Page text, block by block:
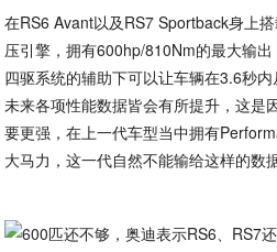
在RS6 Avant以及RS7 Sportback身上
压引擎，拥有600hp/810Nm的最大输
四驱系统的辅助下可以让车辆在3.6秒
未来各项性能数据皆会有所提升，这是
要更强，在上一代车型当中拥有
大马力，这一代自然不能输给这样的数据